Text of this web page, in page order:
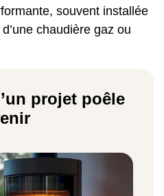
souvent installée
chaudière gaz ou
projet poêle